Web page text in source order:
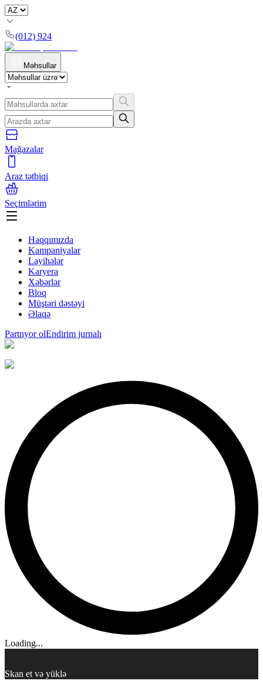
(012) 924
Məhsullar
Mağazalar
Araz tətbiqi
Seçimlərim
Haqqımızda
Kampaniyalar
Layihələr
Karyera
Xəbərlər
Bloq
Müştəri dəstəyi
Əlaqə
Partnyor olEndirim jurnalı
Loading...
Skan et və yüklə